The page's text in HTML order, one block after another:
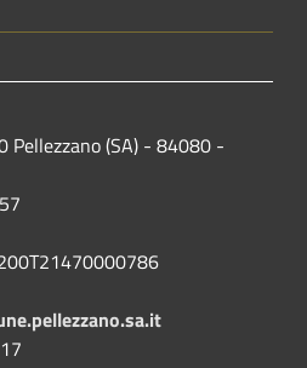
Pellezzano (SA) - 84080 -